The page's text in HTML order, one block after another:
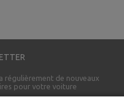
régulièrement de nouveaux
pour votre voiture